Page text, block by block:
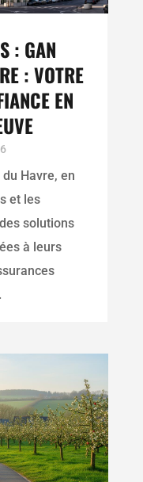
: GAN
: VOTRE
EN
Havre, en
et les
solutions
à leurs